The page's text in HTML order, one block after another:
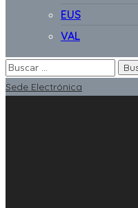
EUS
VAL
Sede Electrónica